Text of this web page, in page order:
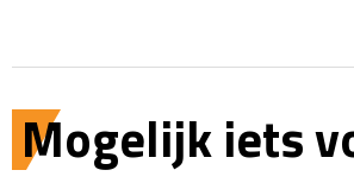
Mogelijk iets